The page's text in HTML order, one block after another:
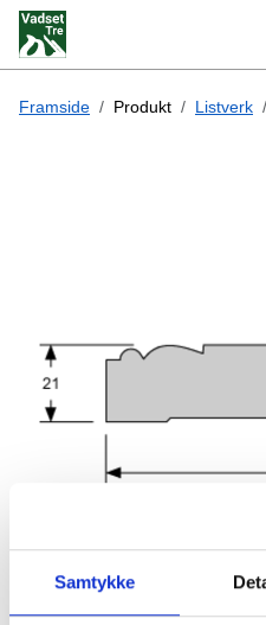
Samtykke
Framside Produkt Listverk